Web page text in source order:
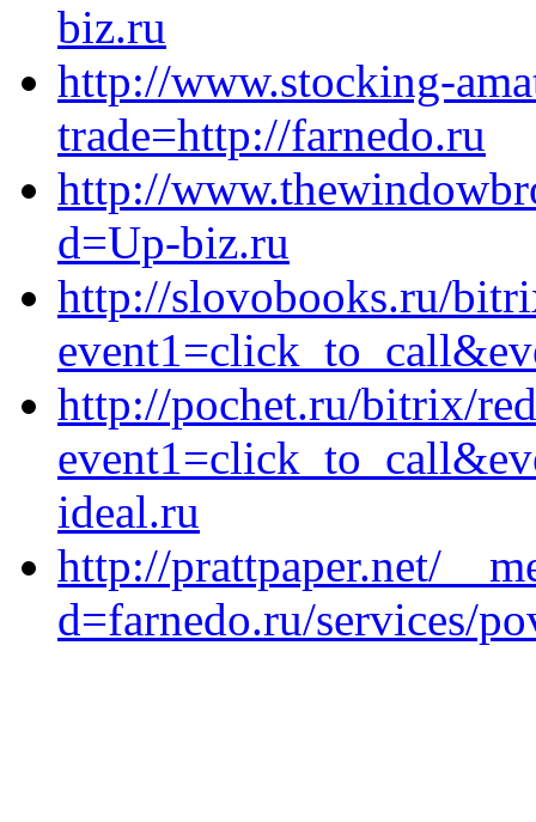
biz.ru
http://www.stocking-
trade=http://farnedo.ru
http://
d=Up-biz.ru
http://slovobooks.ru/
http://pochet.ru/bitrix/
ideal.ru
http://prattpaper.net/
d=farnedo.ru/services/